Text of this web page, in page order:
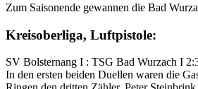
Zum Saisonende gewannen die Bad
Kreisoberliga, Luftpistole:
SV Bolsternang I : TSG Bad Wurzach I
In den ersten beiden Duellen waren die